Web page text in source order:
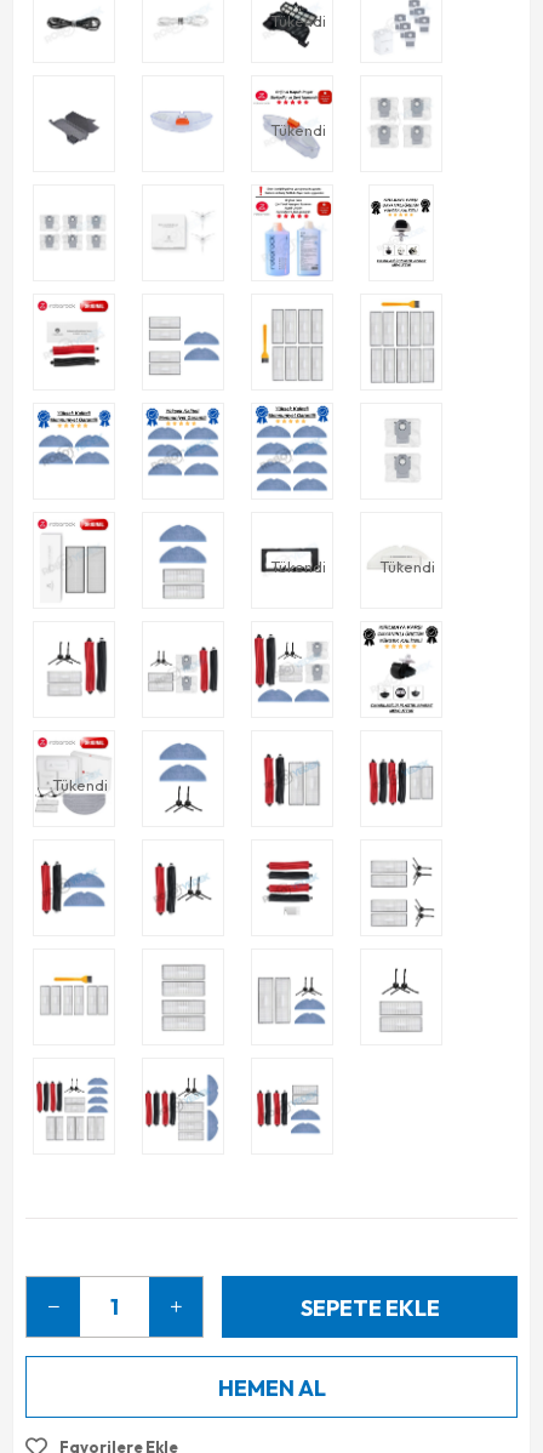
Tükendi
Tükendi
Tükendi Tükendi
Tükendi
Favorilere Ekle